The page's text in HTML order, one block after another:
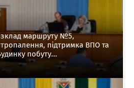
маршруту №5,
підтримка ВПО та
побуту...